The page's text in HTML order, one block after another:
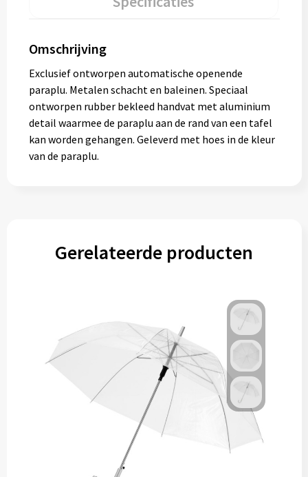
Omschrijving
Exclusief ontworpen automatische openende
paraplu. Metalen schacht en baleinen. Speciaal
ontworpen rubber bekleed handvat met aluminium
detail waarmee de paraplu aan de rand van een tafel
kan worden gehangen. Geleverd met hoes in de kleur
van de paraplu.
Gerelateerde producten